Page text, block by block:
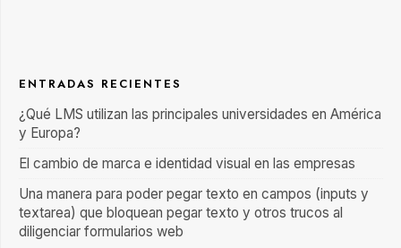
ENTRADAS RECIENTES
¿Qué LMS utilizan las principales universidades en América
y Europa?
El cambio de marca e identidad visual en las empresas
Una manera para poder pegar texto en campos (inputs y
textarea) que bloquean pegar texto y otros trucos al
diligenciar formularios web